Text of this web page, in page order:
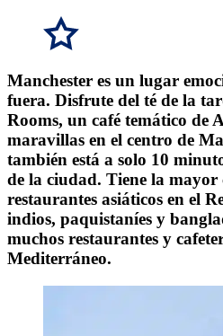
Manchester es un lugar
fuera. Disfrute del té de la
Rooms, un café temático de
maravillas en el centro de
también está a solo 10
de la ciudad. Tiene la mayor
restaurantes asiáticos en el
indios, paquistaníes y
muchos restaurantes y
Mediterráneo.